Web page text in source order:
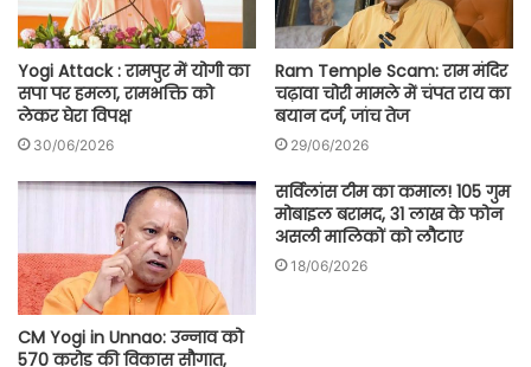
Yogi Attack : रामपुर में योगी का
सपा पर हमला, रामभक्ति को
लेकर घेरा विपक्ष
30/06/2026
Ram Temple Scam: राम मंदिर
चढ़ावा चोरी मामले में चंपत राय का
बयान दर्ज, जांच तेज
29/06/2026
CM Yogi in Unnao: उन्नाव को
570 करोड़ की विकास सौगात,
सर्विलांस टीम का कमाल! 105 गुम
मोबाइल बरामद, 31 लाख के फोन
असली मालिकों को लौटाए
18/06/2026